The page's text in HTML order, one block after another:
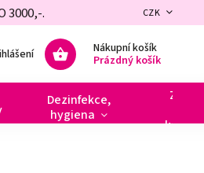
3000,-. CZK
Nákupní košík
Prázdný košík
Dezinfekce,
hygiena